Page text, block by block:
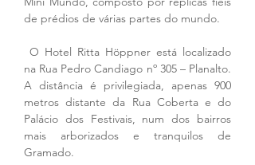
de prédios de várias partes do mundo.
na Rua Pedro Candiago nº 305 – Planalto.
A distância é privilegiada, apenas 900
metros distante da Rua Coberta e do
Palácio dos Festivais, num dos bairros
mais arborizados e tranquilos de
Gramado.